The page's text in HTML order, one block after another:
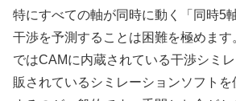
特にすべての軸が同時に動く「同時5
干渉を予測することは困難を極めます
ではCAMに内蔵されている干渉シミ
販されているシミレーションソフト